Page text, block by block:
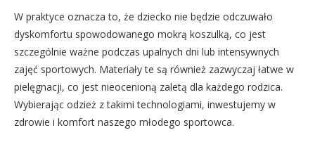
W praktyce oznacza to, że dziecko nie będzie odczuwało
dyskomfortu spowodowanego mokrą koszulką, co jest
szczególnie ważne podczas upalnych dni lub intensywnych
zajęć sportowych. Materiały te są również zazwyczaj łatwe w
pielęgnacji, co jest nieocenioną zaletą dla każdego rodzica.
Wybierając odzież z takimi technologiami, inwestujemy w
zdrowie i komfort naszego młodego sportowca.